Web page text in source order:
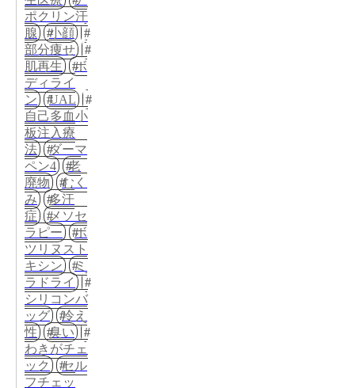
ポクリン汗
腺
小顔
部分痩せ
肌再生
ボ
ディライ
ン
UAL
自己多血小
板注入療
法
ダーマ
ペン4
老
廃物
むく
み
多汗
症
メソセ
ラピー
ボ
ツリヌスト
キシン
ミ
ラドライ
シリコンバ
ッグ
冷え
性
臭い
わきがチェ
ック
セル
フチェッ